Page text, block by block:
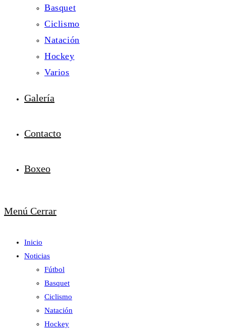
Basquet
Ciclismo
Natación
Hockey
Varios
Galería
Contacto
Boxeo
Menú Cerrar
Inicio
Noticias
Fútbol
Basquet
Ciclismo
Natación
Hockey